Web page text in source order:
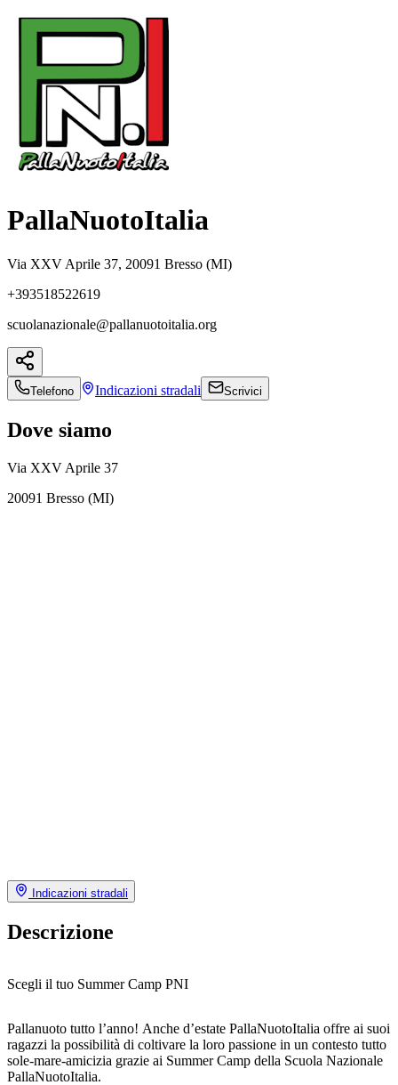
PallaNuotoItalia
Via XXV Aprile 37, 20091 Bresso (MI)
+393518522619
scuolanazionale@pallanuotoitalia.org
Telefono Indicazioni stradali Scrivici
Dove siamo
Via XXV Aprile 37
20091 Bresso (MI)
Indicazioni stradali
Descrizione
Scegli il tuo Summer Camp PNI
Pallanuoto tutto l’anno! Anche d’estate PallaNuotoItalia offre ai suoi
ragazzi la possibilità di coltivare la loro passione in un contesto tutto
sole-mare-amicizia grazie ai Summer Camp della Scuola Nazionale
PallaNuotoItalia.